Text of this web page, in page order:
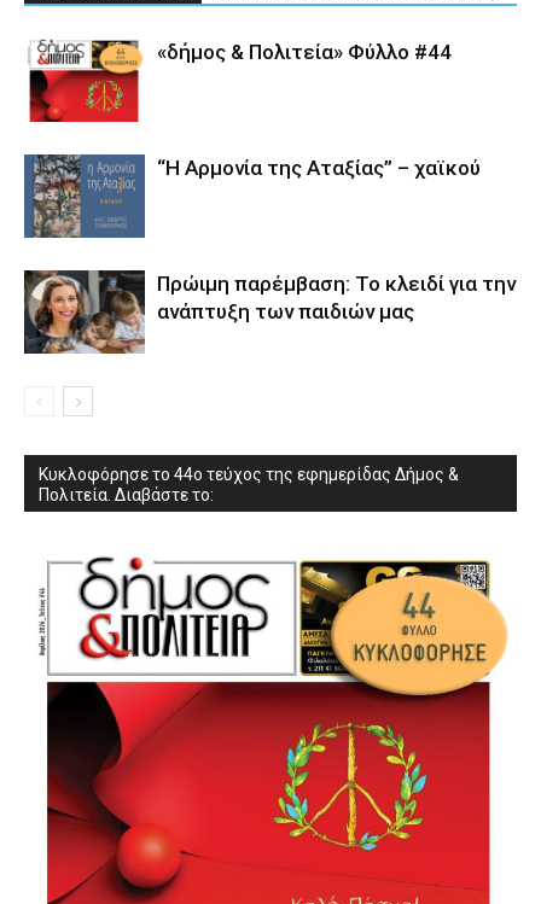
«δήμος & Πολιτεία» Φύλλο #44
“Η Αρμονία της Αταξίας” – χαϊκού
Πρώιμη παρέμβαση: Το κλειδί για την
ανάπτυξη των παιδιών µας
Κυκλοφόρησε το 44ο τεύχος της εφημερίδας Δήμος &
Πολιτεία. Διαβάστε το: